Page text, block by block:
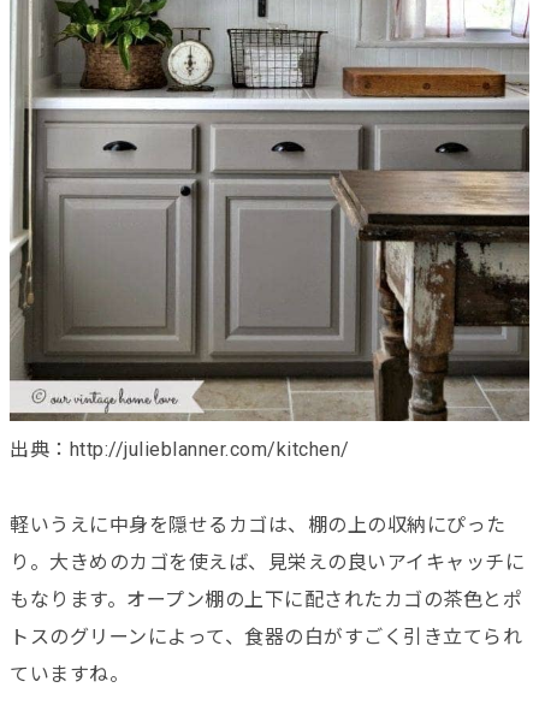
出典：http://julieblanner.com/kitchen/
軽いうえに中身を隠せるカゴは、棚の上の収納にぴった
り。大きめのカゴを使えば、見栄えの良いアイキャッチに
もなります。オープン棚の上下に配されたカゴの茶色とポ
トスのグリーンによって、食器の白がすごく引き立てられ
ていますね。